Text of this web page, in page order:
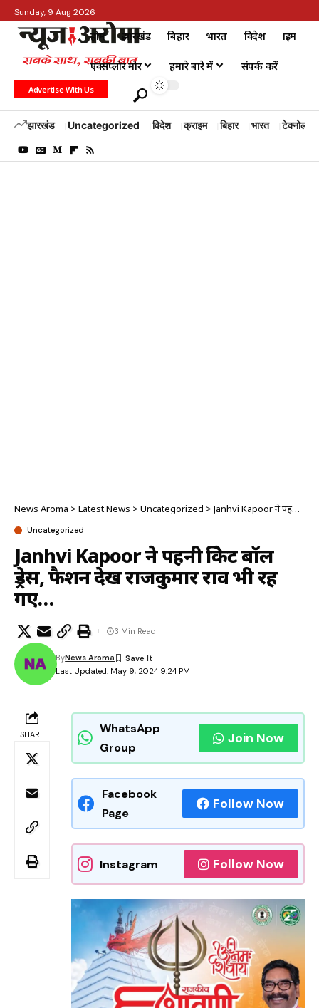
Sunday, 9 Aug 2026
होम झारखंड बिहार भारत विदेश क्राइम
एक्सप्लोर मोर हमारे बारे में संपर्क करें
Advertise With Us
झारखंड Uncategorized विदेश क्राइम बिहार भारत टेक्नोलॉजी
News Aroma > Latest News > Uncategorized > Janhvi Kapoor ने पहनी क्रिकेट बॉल ड्रेस, फैशन देख राजकुमार राव भी रह गए…
Uncategorized
Janhvi Kapoor ने पहनी क्रिकेट बॉल
ड्रेस, फैशन देख राजकुमार राव भी रह
गए…
Last Updated: May 9, 2024 9:24 PM
ByNews Aroma
3 Min Read
SHARE
WhatsApp
Group
Join Now
Facebook
Page
Follow Now
Instagram Follow Now